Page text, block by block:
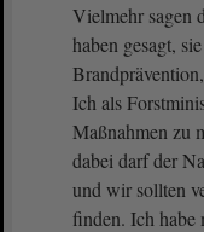
Vielmehr sagen
haben gesagt,
Ich als
Maßnahmen zu
dabei darf der
und wir sollten
finden. Ich habe